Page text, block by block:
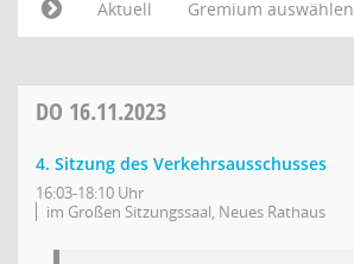
Aktuell
Gremium auswählen
DO 16.11.2023
4. Sitzung des Verkehrsausschusses
16:03-18:10 Uhr
im Großen Sitzungssaal, Neues Rathaus